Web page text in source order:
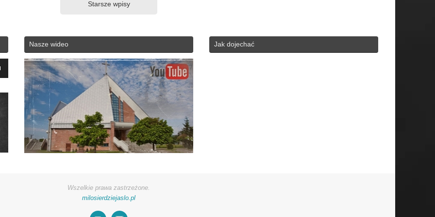
Starsze wpisy
Nasze wideo Jak dojechać
Wszelkie prawa zastrzeżone.
milosierdziejaslo.pl